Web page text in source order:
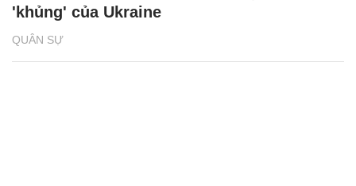
QUÂN SỰ
'khủng' của Ukraine